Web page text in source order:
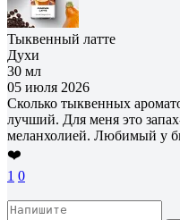
Тыквенный латте
Духи
30 мл
05 июля 2026
Сколько тыквенных
лучший. Для меня это
меланхолией. Любимый у
❤️
1 0